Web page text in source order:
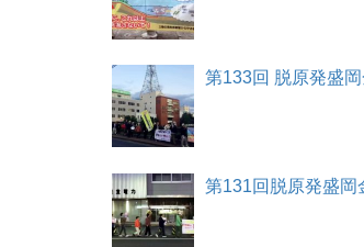
第133回 脱原発盛
第131回脱原発盛岡